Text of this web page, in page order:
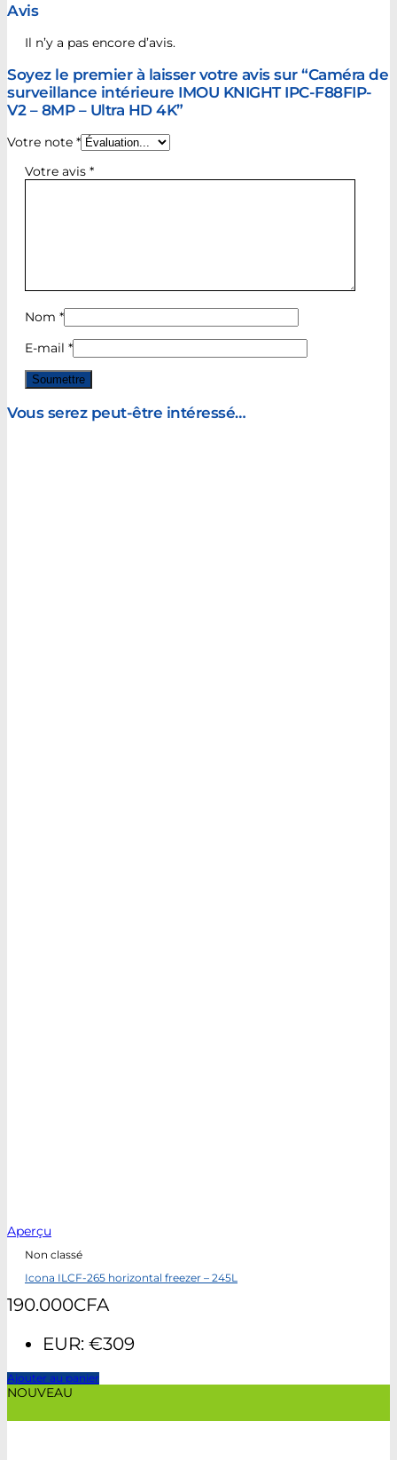
Avis
Il n’y a pas encore d’avis.
Soyez le premier à laisser votre avis sur “Caméra de
surveillance intérieure IMOU KNIGHT IPC-F88FIP-
V2 – 8MP – Ultra HD 4K”
Votre note *
Votre avis *
Nom *
E-mail *
Vous serez peut-être intéressé…
Aperçu
Non classé
Icona ILCF-265 horizontal freezer – 245L
190.000CFA
EUR: €309
Ajouter au panier
NOUVEAU